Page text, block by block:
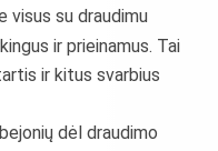
visus su draudimu
ir prieinamus. Tai
ir kitus svarbius
dėl draudimo